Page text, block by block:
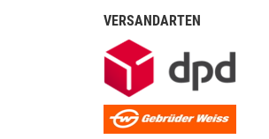
VERSANDARTEN